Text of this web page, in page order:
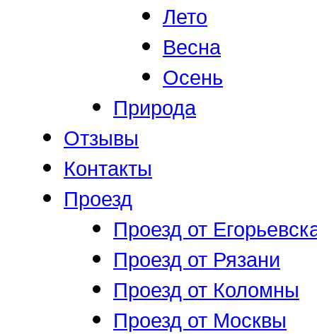
Лето
Весна
Осень
Природа
Отзывы
Контакты
Проезд
Проезд от
Проезд от Рязани
Проезд от Коломны
Проезд от Москвы